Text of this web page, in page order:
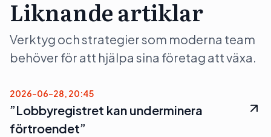
Liknande artiklar
Verktyg och strategier som moderna team
behöver för att hjälpa sina företag att växa.
2026-06-28, 20:45
”Lobbyregistret kan underminera
förtroendet”